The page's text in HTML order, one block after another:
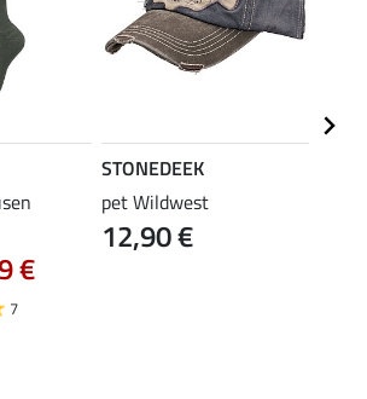
€
7
STONEDEEK
pet Wildwest
12,90 €